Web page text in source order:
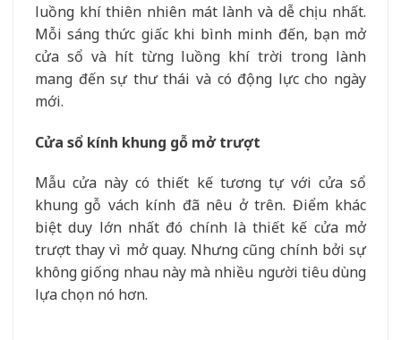
luồng khí thiên nhiên mát lành và dễ chịu nhất.
Mỗi sáng thức giấc khi bình minh đến, bạn mở
cửa sổ và hít từng luồng khí trời trong lành
mang đến sự thư thái và có động lực cho ngày
mới.
Cửa sổ kính khung gỗ mở trượt
Mẫu cửa này có thiết kế tương tự với cửa sổ
khung gỗ vách kính đã nêu ở trên. Điểm khác
biệt duy lớn nhất đó chính là thiết kế cửa mở
trượt thay vì mở quay. Nhưng cũng chính bởi sự
không giống nhau này mà nhiều người tiêu dùng
lựa chọn nó hơn.